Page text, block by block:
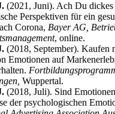
(2021, Juni). Ach Du
Perspektiven für ein
Corona, Bayer AG,
, online.
(2018, September). Kaufen
Emotionen auf
Wuppertal.
(2018, Juli). Sind
der psychologischen